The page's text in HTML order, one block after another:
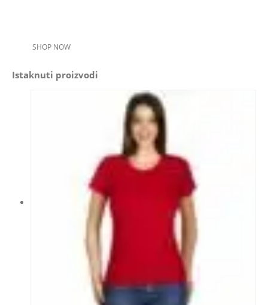
SHOP NOW
Istaknuti proizvodi